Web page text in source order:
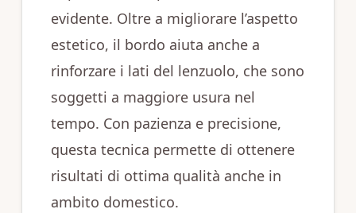
evidente. Oltre a migliorare l’aspetto
estetico, il bordo aiuta anche a
rinforzare i lati del lenzuolo, che sono
soggetti a maggiore usura nel
tempo. Con pazienza e precisione,
questa tecnica permette di ottenere
risultati di ottima qualità anche in
ambito domestico.